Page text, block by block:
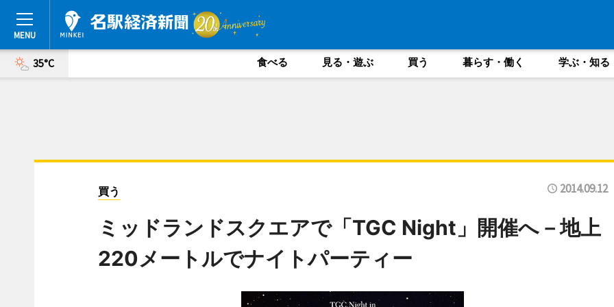
35°C 食べる 見る・遊ぶ 買う 暮らす・働く 学ぶ・知る
買う 2014.09.12
ミッドランドスクエアで「TGC Night」開催へ－地上
220メートルでナイトパーティー